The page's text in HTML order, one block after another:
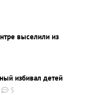
выселили из
избивал детей
5